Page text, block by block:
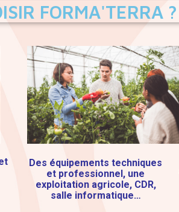
FORMA'TERRA ?
Des équipements techniques
et professionnel, une
exploitation agricole, CDR,
salle informatique…